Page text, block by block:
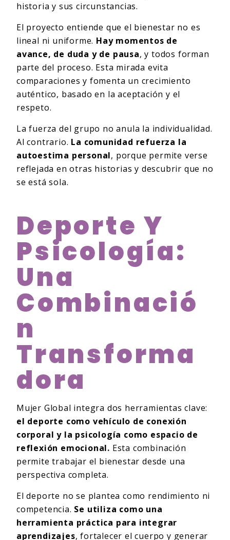
historia y sus circunstancias.
El proyecto entiende que el bienestar no es
lineal ni uniforme. Hay momentos de
avance, de duda y de pausa, y todos forman
parte del proceso. Esta mirada evita
comparaciones y fomenta un crecimiento
auténtico, basado en la aceptación y el
respeto.
La fuerza del grupo no anula la individualidad.
Al contrario. La comunidad refuerza la
autoestima personal, porque permite verse
reflejada en otras historias y descubrir que no
se está sola.
Deporte Y
Psicología:
Una
Combinació
N
Transforma
Dora
Mujer Global integra dos herramientas clave:
el deporte como vehículo de conexión
corporal y la psicología como espacio de
reflexión emocional. Esta combinación
permite trabajar el bienestar desde una
perspectiva completa.
El deporte no se plantea como rendimiento ni
competencia. Se utiliza como una
herramienta práctica para integrar
aprendizajes, fortalecer el cuerpo y generar